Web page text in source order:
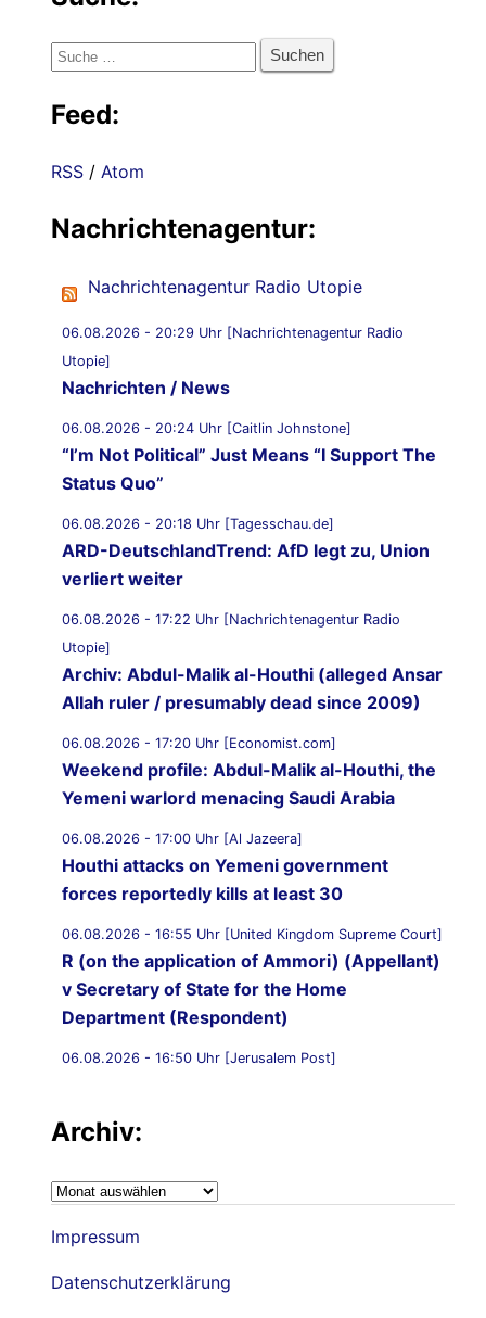
Suche
Feed:
RSS / Atom
Nachrichtenagentur:
Nachrichtenagentur Radio Utopie
06.08.2026 - 20:29 Uhr [Nachrichtenagentur Radio
Utopie]
Nachrichten / News
06.08.2026 - 20:24 Uhr [Caitlin Johnstone]
“I’m Not Political” Just Means “I Support The
Status Quo”
06.08.2026 - 20:18 Uhr [Tagesschau.de]
ARD-DeutschlandTrend: AfD legt zu, Union
verliert weiter
06.08.2026 - 17:22 Uhr [Nachrichtenagentur Radio
Utopie]
Archiv: Abdul-Malik al-Houthi (alleged Ansar
Allah ruler / presumably dead since 2009)
06.08.2026 - 17:20 Uhr [Economist.com]
Weekend profile: Abdul-Malik al-Houthi, the
Yemeni warlord menacing Saudi Arabia
06.08.2026 - 17:00 Uhr [Al Jazeera]
Houthi attacks on Yemeni government
forces reportedly kills at least 30
06.08.2026 - 16:55 Uhr [United Kingdom Supreme Court]
R (on the application of Ammori) (Appellant)
v Secretary of State for the Home
Department (Respondent)
06.08.2026 - 16:50 Uhr [Jerusalem Post]
14 peaceful protesters arrested at Palestine
Action demonstration outside Bristol Prison
06.08.2026 - 16:19 Uhr [Nachrichtenagentur Radio
Utopie]
Archiv:
Archiv:
Impressum
Datenschutzerklärung